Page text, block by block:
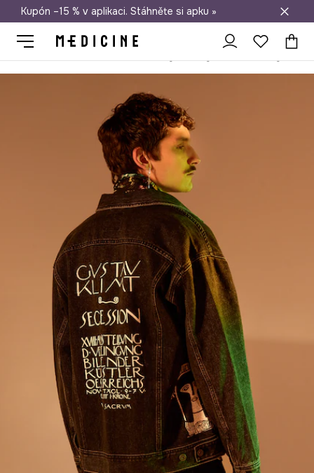
Doprava zdarma při nákupu nad 1 200 Kč
Kupón –15 % v aplikaci. Stáhněte si apku »